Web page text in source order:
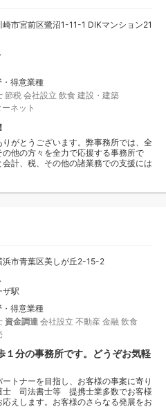
崎市宮前区鷺沼1-11-1 DIKマンション21
得意業種
節税 会社設立 飲食 建設・建築
ネット
がとうございます。弊事務所では、全
他の方々を全力で応援する事務所で
計、税、その他の諸業務での支援には
浜市青葉区美しが丘2-15-2
ザ駅
得意業種
資金調達 会社設立 不動産 金融 飲食
１分の事務所です。どうぞお気軽
トナーを目指し、お客様の事案に寄り
士 司法書士等 提携士業多数でお客様
えします。お客様のさらなる発展をお